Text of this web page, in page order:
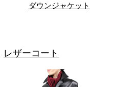
ダウンジャケット
レザーコート